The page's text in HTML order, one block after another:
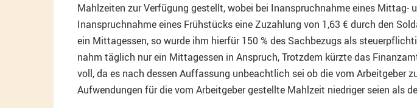
Mahlzeiten zur Verfügung gestellt, wobei bei Inanspruchnahme eines Mittag-
Inanspruchnahme eines Frühstücks eine Zuzahlung von 1,63 € durch den
ein Mittagessen, so wurde ihm hierfür 150 % des Sachbezugs als
nahm täglich nur ein Mittagessen in Anspruch, Trotzdem kürzte das
voll, da es nach dessen Auffassung unbeachtlich sei ob die vom
Aufwendungen für die vom Arbeitgeber gestellte Mahlzeit niedriger seien als